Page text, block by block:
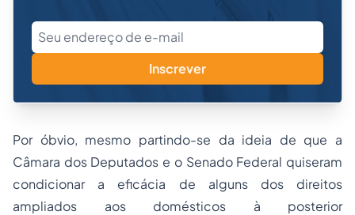
Inscrever
Por óbvio, mesmo partindo-se da ideia de que a
Câmara dos Deputados e o Senado Federal quiseram
condicionar a eficácia de alguns dos direitos
ampliados aos domésticos à posterior